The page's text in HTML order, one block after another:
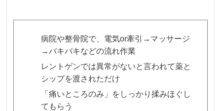
病院や整骨院で、電気or牽引→マッサージ
→バキバキなどの流れ作業
レントゲンでは異常がないと言われて薬と
シップを渡されただけ
「痛いところのみ」をしっかり揉みほぐし
てもらう